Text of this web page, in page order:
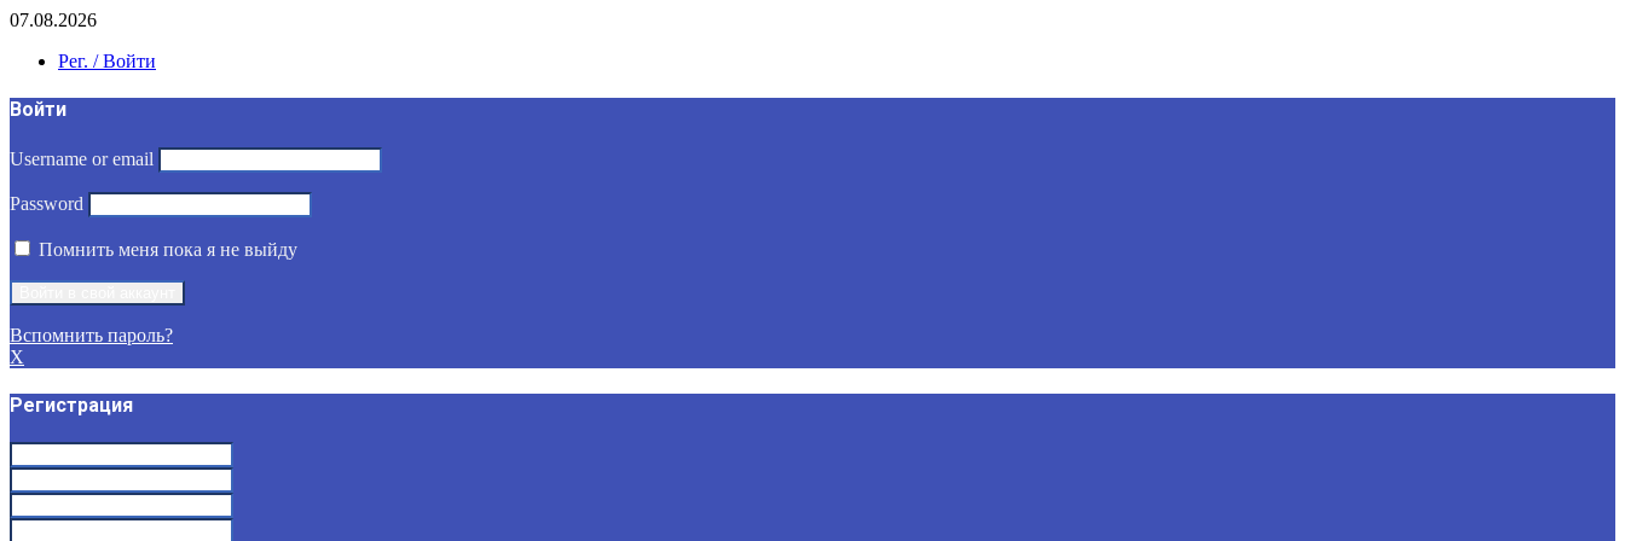
07.08.2026
Рег. / Войти
Войти
Username or email
Password
Помнить меня пока я не выйду
Вспомнить пароль?
X
Регистрация